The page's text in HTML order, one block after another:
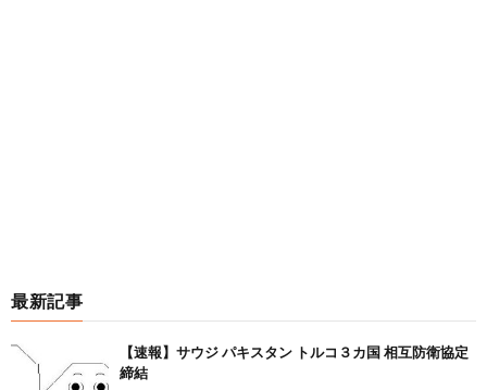
最新記事
【速報】サウジ パキスタン トルコ３カ国 相互防衛協定
締結